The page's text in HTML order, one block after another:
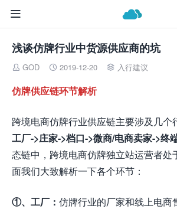

浅谈仿牌行业中货源供应商的坑
 GOD  2019-12-20  入行建议
仿牌供应链环节解析
跨境电商仿牌行业供应链主要涉及几个
工厂->庄家->档口->微商/电商卖家->终
态链中，跨境电商仿牌独立站运营者处
面我们大致解析一下各个环节：
①、工厂： 仿牌行业的厂家和线上电商